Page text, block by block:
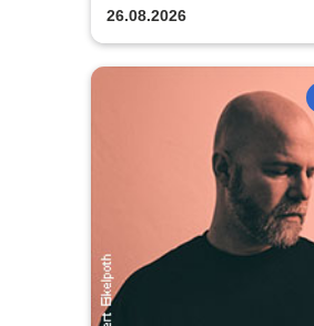
26.08.2026